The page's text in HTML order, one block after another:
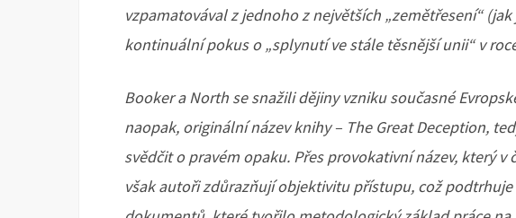
vzpamatovával z jednoho z největších „zemětřesení“
kontinuální pokus o „splynutí ve stále těsnější unii“ v
Booker a North se snažili dějiny vzniku současné
naopak, originální název knihy – The Great Deception,
svědčit o pravém opaku. Přes provokativní název, který
však autoři zdůrazňují objektivitu přístupu, což